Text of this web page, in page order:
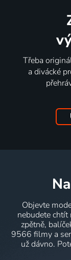
Třeba
a divácké
Objevte
nebudete
zpětně,
9566 filmy a
už dávno.